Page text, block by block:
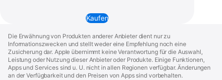
Kaufen
Die Erwähnung von Produkten anderer Anbieter dient nur zu
Informationszwecken und stellt weder eine Empfehlung noch eine
Zusicherung dar. Apple übernimmt keine Verant­wortung für die Auswahl,
Leistung oder Nutzung dieser Anbieter oder Produkte. Einige Funk­tionen,
Apps und Services sind u. U. nicht in allen Regionen ver­füg­bar. Ände­run­gen
an der Verfüg­barkeit und den Preisen von Apps sind vorbe­hal­ten.